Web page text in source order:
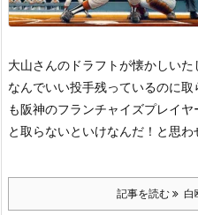
大山さんのドラフトが懐かしいた
なんでいい投手残っているのに
も阪神のフランチャイズプレイ
と取らないといけなんだ！と思
記事を読む 白